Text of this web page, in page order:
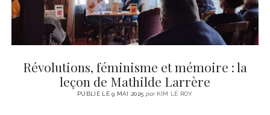
Révolutions, féminisme et mémoire : la
leçon de Mathilde Larrère
PUBLIÉ LE 9 MAI 2025 parKIM LE ROY